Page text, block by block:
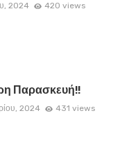
2024 420 views
Παρασκευή!!
2024 431 views